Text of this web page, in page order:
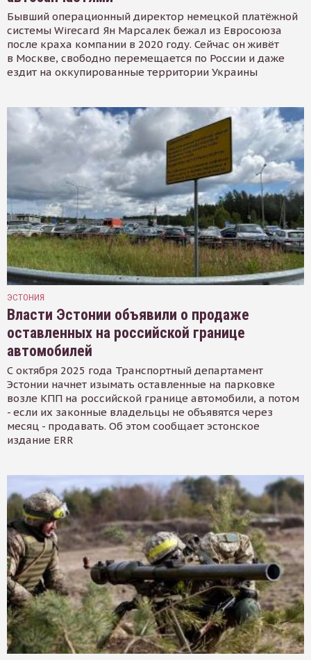
Бывший операционный директор немецкой платёжной
системы Wirecard Ян Марсалек бежал из Евросоюза
после краха компании в 2020 году. Сейчас он живёт
в Москве, свободно перемещается по России и даже
ездит на оккупированные территории Украины
ЭСТОНИЯ
Власти Эстонии объявили о продаже
оставленных на российской границе
автомобилей
С октября 2025 года Транспортный департамент
Эстонии начнет изымать оставленные на парковке
возле КПП на российской границе автомобили, а потом
- если их законные владельцы не объявятся через
месяц - продавать. Об этом сообщает эстонское
издание ERR